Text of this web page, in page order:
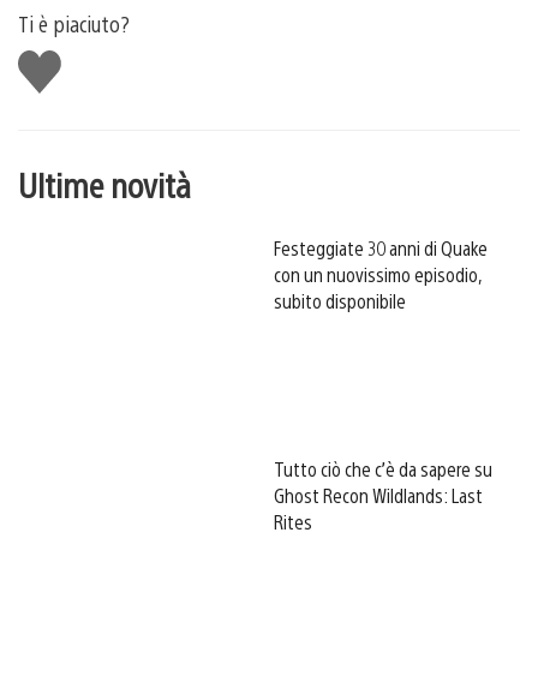
Ti è piaciuto?
Mi
piace
Ultime novità
Festeggiate 30 anni di Quake
con un nuovissimo episodio,
subito disponibile
Tutto ciò che c’è da sapere su
Ghost Recon Wildlands: Last
Rites